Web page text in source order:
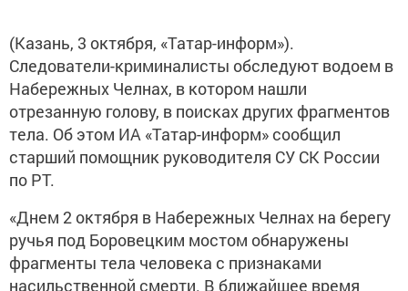
(Казань, 3 октября, «Татар-информ»).
Следователи-криминалисты обследуют водоем в
Набережных Челнах, в котором нашли
отрезанную голову, в поисках других фрагментов
тела. Об этом ИА «Татар-информ» сообщил
старший помощник руководителя СУ СК России
по РТ.
«Днем 2 октября в Набережных Челнах на берегу
ручья под Боровецким мостом обнаружены
фрагменты тела человека с признаками
насильственной смерти. В ближайшее время